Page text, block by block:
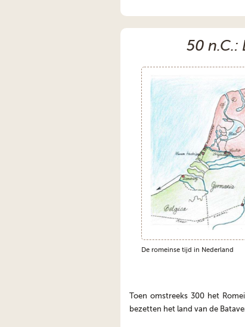
50 n.C.:
De romeinse tijd in Nederland
Toen omstreeks 300 het
bezetten het land van de